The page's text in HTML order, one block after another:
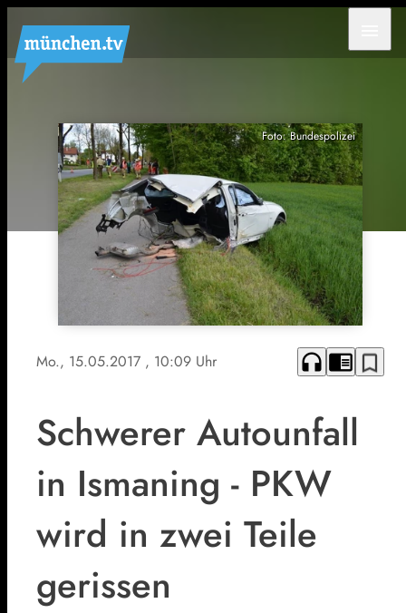
Foto: Bundespolizei
Mo., 15.05.2017 , 10:09 Uhr headphones chrome_reader_mode bookmark_border
Schwerer Autounfall
in Ismaning - PKW
wird in zwei Teile
gerissen